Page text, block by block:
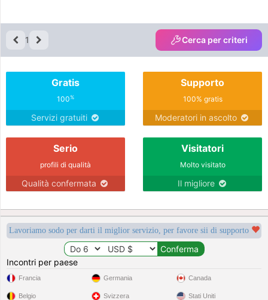
1 Cerca per criteri
Gratis
100%
Servizi gratuiti
Supporto
100% gratis
Moderatori in ascolto
Serio
profili di qualità
Qualità confermata
Visitatori
Molto visitato
Il migliore
Lavoriamo sodo per darti il miglior servizio, per favore sii di supporto
Incontri per paese
Francia
Belgio
Germania
Svizzera
Canada
Stati Uniti